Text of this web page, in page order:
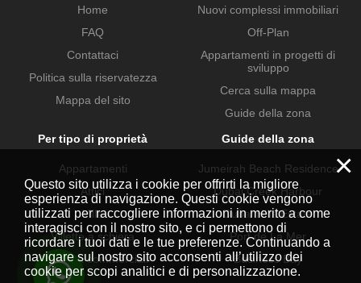
Home
FAQ
Contattaci
Politica sulla riservatezza
Mappa del sito
Nuovi complessi immobiliari
Off-Plan
Appartamenti in progetti di
sviluppo
Cerca sulla mappa
Guide della zona
Per tipo di proprietà
Appartamenti
Attici
Ville
Villette a schiera
Proprietà commerciali
Guide della zona
Jumeirah Beach Residence
Dubai Creek Harbour
Dubai Hills Estate
Port de La Mer
Business Bay
×
Questo sito utilizza i cookie per offrirti la migliore
esperienza di navigazione. Questi cookie vengono
utilizzati per raccogliere informazioni in merito a come
interagisci con il nostro sito, e ci permettono di
ricordare i tuoi dati e le tue preferenze. Continuando a
navigare sul nostro sito acconsenti all’utilizzo dei
cookie per scopi analitici e di personalizzazione.